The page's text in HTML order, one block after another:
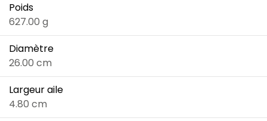
Poids
627.00 g
Diamètre
26.00 cm
Largeur aile
4.80 cm